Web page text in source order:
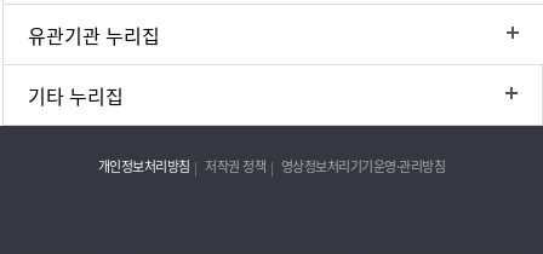
유관기관 누리집
기타 누리집
개인정보처리방침 저작권 정책 영상정보처리기기운영·관리방침